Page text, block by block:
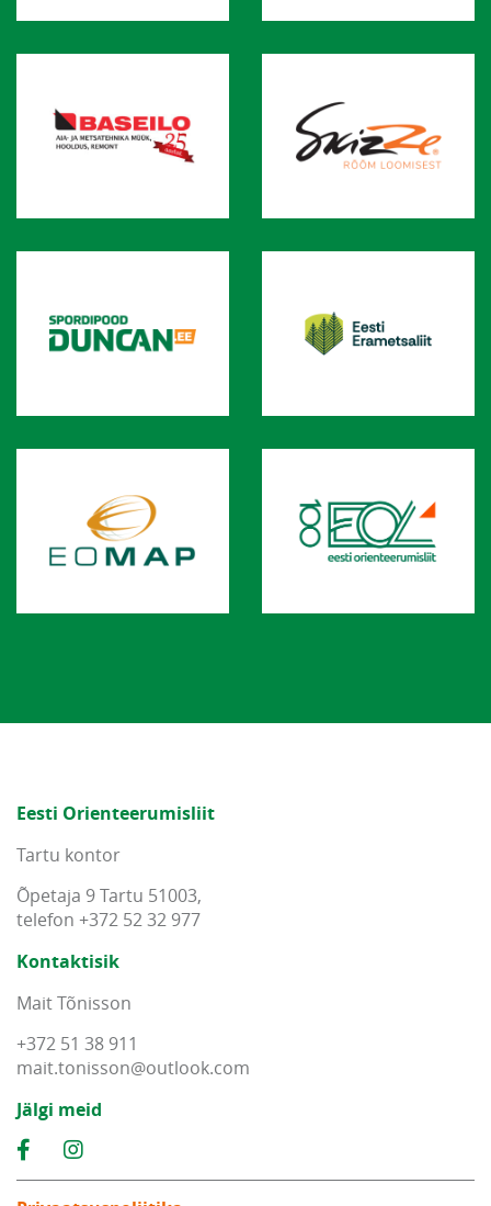
Eesti Orienteerumisliit
Tartu kontor
Õpetaja 9 Tartu 51003,
telefon +372 52 32 977
Kontaktisik
Mait Tõnisson
+372 51 38 911
mait.tonisson@outlook.com
Jälgi meid